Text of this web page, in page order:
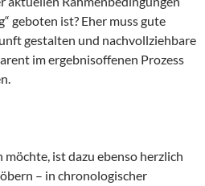
geboten ist? Eher muss gute
gestalten und nachvollziehbare
im ergebnisoffenen Prozess
ist dazu ebenso herzlich
– in chronologischer